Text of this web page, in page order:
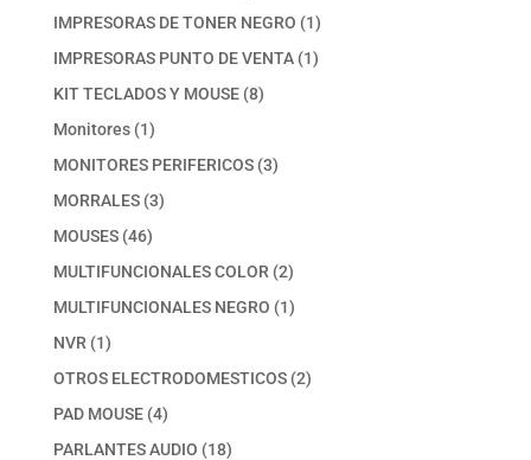
productos
IMPRESORAS DE TONER NEGRO 11
producto
IMPRESORAS PUNTO DE VENTA 11
KIT TECLADOS Y MOUSE 88
Monitores 11
producto
MONITORES PERIFERICOS 33
MORRALES 33
MOUSES 4646
productos
MULTIFUNCIONALES COLOR 22
productos
MULTIFUNCIONALES NEGRO 11
NVR 11
producto
OTROS ELECTRODOMESTICOS 22
PAD MOUSE 44
productos
PARLANTES AUDIO 1818